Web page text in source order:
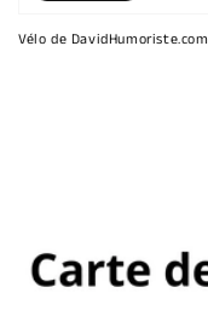
Vélo de DavidHumoriste.com